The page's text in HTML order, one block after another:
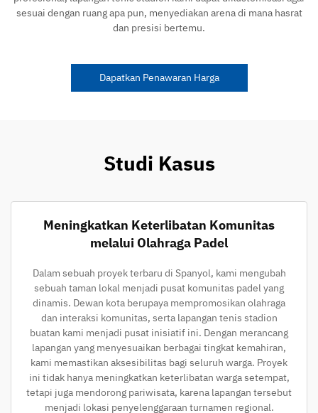
sesuai dengan ruang apa pun, menyediakan arena di mana hasrat
dan presisi bertemu.
Dapatkan Penawaran Harga
Studi Kasus
Meningkatkan Keterlibatan Komunitas
melalui Olahraga Padel
Dalam sebuah proyek terbaru di Spanyol, kami mengubah
sebuah taman lokal menjadi pusat komunitas padel yang
dinamis. Dewan kota berupaya mempromosikan olahraga
dan interaksi komunitas, serta lapangan tenis stadion
buatan kami menjadi pusat inisiatif ini. Dengan merancang
lapangan yang menyesuaikan berbagai tingkat kemahiran,
kami memastikan aksesibilitas bagi seluruh warga. Proyek
ini tidak hanya meningkatkan keterlibatan warga setempat,
tetapi juga mendorong pariwisata, karena lapangan tersebut
menjadi lokasi penyelenggaraan turnamen regional.